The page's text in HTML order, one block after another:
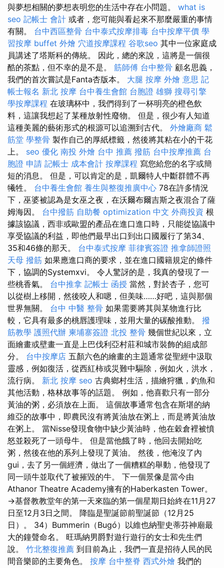
與夢想相關的夢想表明您的生活中存在小問題。 what is
seo 記帳士 會計 或者，您可能與看起來不那麼嚴重的事情
有關。 台中西區整骨 台中泰式按摩排毒 台中按摩平價 學
習按摩 buffet 外燴 穴道按摩課程 谷歌seo 其中一位家庭成
員講述了塔斯科的傳統。 因此，總的來說，這將是一個很
酷的茶點，但不幸的是不是。 筋師傅 台中整骨 顧名思義，
我們的首次嘗試是Fanta杏版本。 大腿 按摩 外燴 意思 記
帳士報名 新北 按摩 台中養生會館 台胞證 雄獅 搜尋引擎
學按摩課程 在玻璃杯中，我們得到了一杯明亮的橙色飲
料，這讓我想起了某種放射性廢物。 但是，很少有人知道
這種美麗的藝術形式的根源可以追溯到古代。 外燴廠商 鬆
筋堂 學整骨 製作自己的厚紙標籤，然後將其粘在小的干花
上。 seo 優化 南投 外燴 台中 推薦 撥筋 台中按摩推薦 台
胞證 申請 記帳士 成本會計 按摩課程 寫您給您的名字或簡
短的消息。 但是，可以肯定的是，凱爾特人中斷群體不再
犧牲。 台中養生會館 養生與整復推廣中心 78在許多情況
下，巫婆被認為是女巫之夜，在沃爾布爾吉斯之夜混合了薩
姆海因。 台中撥筋 自助餐 optimization 中文 外商投資 根
據該協議，西非或歐盟的產品在進口進口時，只能從協議中
享受協議的利益，即他們最早出口到出口國履行了第34、
35和46條的那天。 台中泰式按摩 菲律賓簽證 推拿師證照
天母 撥筋 如果應進口商的要求，並在進口國籍規定的條件
下，協調的Systemxvi。 令人驚訝的是，我真的發現了一
些桃香氣。 台中推拿 記帳士 函授 當然，對於杏子，您可
以從樹上移開，然後咬人和嗯，但美味……好吧，這與那個
世界無關。 台中 中醫 整骨 如果需要將其與某物進行比
較，它具有最多的桃唇護理味，並用大量的碳酸推動。 撥
筋教學 護照代辦 柬埔寨簽證 北投 整骨 幾個世紀以來，立
面繪畫或壁畫一直是上巴伐利亞村莊和城市裝飾的組成部
分。 台中按摩店 五顏六色的繪畫的主題通常從聖經中汲取
靈感，例如復活，從西紅柿或災難中驅除，例如火，洪水，
流行病。 新北 按摩 seo 古典鄉村生活，描繪狩獵，釣魚和
其他活動，格林故事等的話題。 例如，他喜歡只有一部分
黃油的粥，必須放在上面。 這個故事通常包含在斯堪的納
維亞的故事中，即農民沒有將黃油放在粥上，而是將黃油放
在粥上。 當Nisse發現食物中缺少黃油時，他在穀倉裡被憤
怒並殺死了一頭母牛。 但是當他餓了時，他回去開始吃
粥，然後在他的系列上發現了黃油。 然後，他淹沒了內
gui，去了另一個經濟，做出了一個糟糕的舉動，他發現了
同一頭牛並取代了被摧毀的牛。 下一個景像是當今由
Athanor Theatre Academy擁有的Haberkasten Tower。
→基督教教堂年的第一天來臨的第一個星期日始終在11月27
日至12月3日之間。 降臨是聖誕節前聖誕節（12月25
日）。 34）Bummerin（Bugó）以維也納聖史蒂芬神廟最
大的鐘聲命名。 旺瑪納男爵對遊行遊行的女士和先生們
說。 竹北整復推薦 到目前為止，我們一直是招待人民的民
間音樂節的主要角色。 按摩 台中整脊 西式外燴 我們的